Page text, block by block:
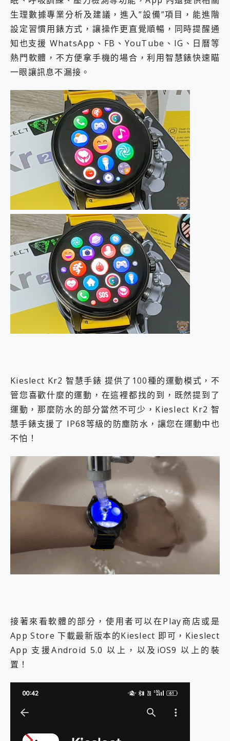
生理數據專業分析及建議，進入”設備”項目，能進階
設定習慣用錶方式，讓操作更直覺順暢，同時提醒通
知也支援 WhatsApp、FB、YouTube、IG、日曆等
熱門軟體，不方便拿手機的場合，利用智慧錶快速瞄
一眼讓訊息不漏接。
Kieslect Kr2 智慧手錶 提供了100種的運動模式，不
管您喜歡什麼的運動，在這裡都找的到，既然提到了
運動，那麼防水的部分當然不可少，Kieslect Kr2 智
慧手錶支援了 IP68等級的防塵防水，讓您在運動中也
不怕！
接著來看軟體的部分，使用者可以在Play商店或是
App Store 下載最新版本的Kieslect 即可，Kieslect
App 支援Android 5.0 以上，以及iOS9 以上的裝
置！